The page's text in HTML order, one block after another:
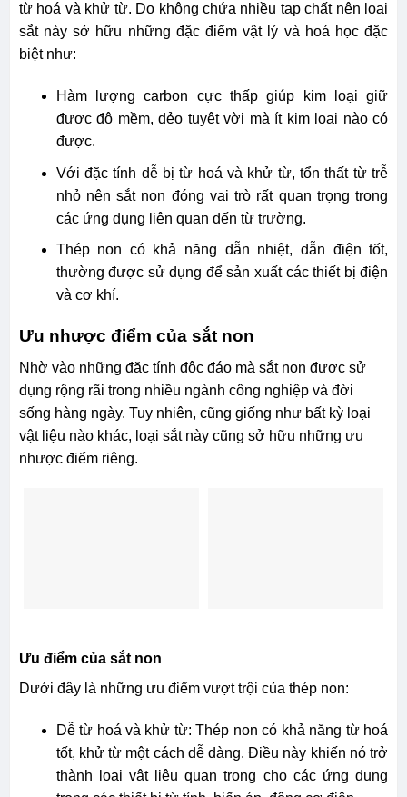
từ hoá và khử từ. Do không chứa nhiều tạp chất nên loại
sắt này sở hữu những đặc điểm vật lý và hoá học đặc
biệt như:
Hàm lượng carbon cực thấp giúp kim loại giữ
được độ mềm, dẻo tuyệt vời mà ít kim loại nào có
được.
Với đặc tính dễ bị từ hoá và khử từ, tổn thất từ trễ
nhỏ nên sắt non đóng vai trò rất quan trọng trong
các ứng dụng liên quan đến từ trường.
Thép non có khả năng dẫn nhiệt, dẫn điện tốt,
thường được sử dụng để sản xuất các thiết bị điện
và cơ khí.
Ưu nhược điểm của sắt non
Nhờ vào những đặc tính độc đáo mà sắt non được sử
dụng rộng rãi trong nhiều ngành công nghiệp và đời
sống hàng ngày. Tuy nhiên, cũng giống như bất kỳ loại
vật liệu nào khác, loại sắt này cũng sở hữu những ưu
nhược điểm riêng.
Ưu điểm của sắt non
Dưới đây là những ưu điểm vượt trội của thép non:
Dễ từ hoá và khử từ: Thép non có khả năng từ hoá
tốt, khử từ một cách dễ dàng. Điều này khiến nó trở
thành loại vật liệu quan trọng cho các ứng dụng